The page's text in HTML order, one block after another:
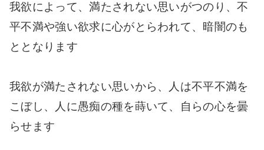
我欲によって、満たされない思いがつのり、不
平不満や強い欲求に心がとらわれて、暗闇のも
ととなります
我欲が満たされない思いから、人は不平不満を
こぼし、人に愚痴の種を蒔いて、自らの心を曇
らせます